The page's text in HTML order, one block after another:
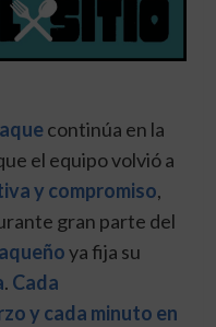
continúa en la
el equipo volvió a
y compromiso,
gran parte del
ya fija su
. Cada
y cada minuto en